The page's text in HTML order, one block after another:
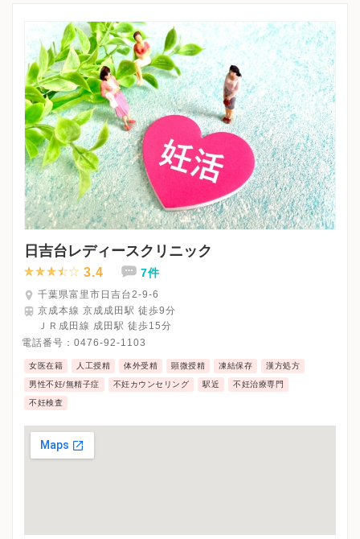
※詳細はクリニックHPを確認、または直接お問い合わせくださ
日吉台レディースクリニック
3.4 7件
千葉県富里市日吉台2-9-6
京成本線 京成成田駅 徒歩9分
ＪＲ成田線 成田駅 徒歩15分
電話番号： 0476-92-1103
女医在籍 人工授精 体外受精 顕微授精 凍結保存 漢方処方
男性不妊/無精子症 不妊カウンセリング 駅近 不妊治療専門
不妊検査